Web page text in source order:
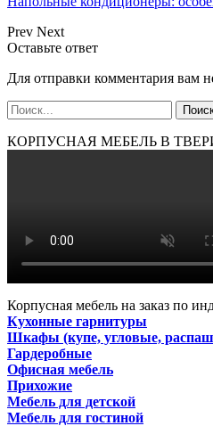
Prev Next
Оставьте ответ
Для отправки комментария вам
КОРПУСНАЯ МЕБЕЛЬ В
Корпусная мебель на заказ по
Кухонные гарнитуры
Шкафы (купе, угловые,
Гардеробные
Офисная мебель
Прихожие
Мебель для детской
Мебель для гостиной